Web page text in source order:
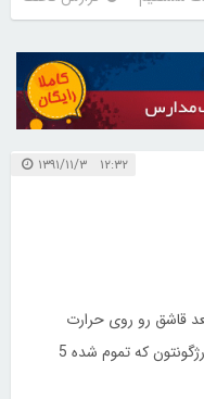
۱۲:۳۲ ۱۳۹۱/۱۱/۳
قاشق رو روی حرارت
بگیرد تا میع شه بعد بریزیدش توی جای رژگونتون که تموم شده 5